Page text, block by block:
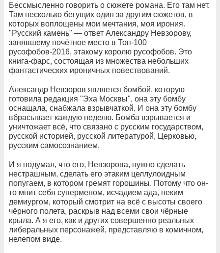
Бессмысленно говорить о сюжете романа. Его там нет.
Там несколько бегущих один за другим сюжетов, в
которых воплощены мои мечтания, моя ирония.
"Русский камень" — ответ Александру Невзорову,
занявшему почётное место в Топ-100
русофобов-2016, этакому королю русофобов. Это
книга-фарс, состоящая из множества небольших
фантастических ироничных повествований.
Александр Невзоров является бомбой, которую
готовила редакция "Эха Москвы", она эту бомбу
оснащала, снабжала взрывчаткой. И она эту бомбу
вбрасывает каждую неделю. Бомба взрывается и
уничтожает всё, что связано с русским государством,
русской историей, русской литературой, Церковью,
русским самосознанием.
И я подумал, что его, Невзорова, нужно сделать
нестрашным, сделать его этаким целлулоидным
попугаем, в котором гремят горошины. Потому что он-
то мнит себя суперменом, исчадием ада, неким
демиургом, который смотрит на всё с высоты своего
чёрного полета, раскрыв над всеми свои чёрные
крыла. А я его, как и других совершенно реальных
либеральных персонажей, представляю в комичном,
нелепом виде.